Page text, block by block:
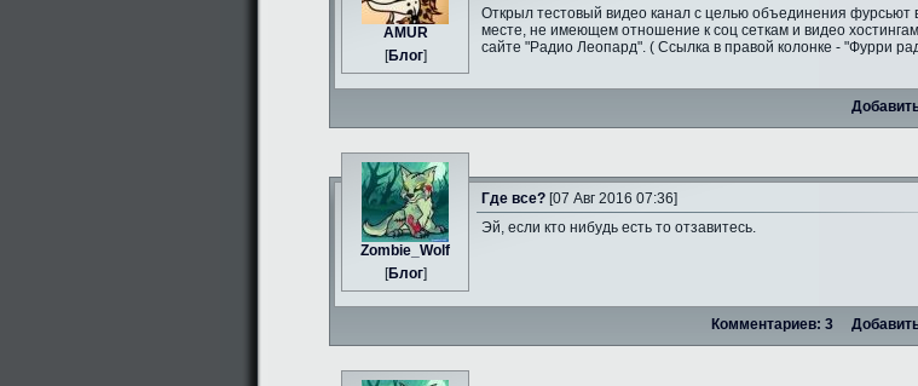
AMUR
[Блог]
Открыл тестовый видео канал с целью объединения фурсьют
месте, не имеющем отношение к соц сеткам и видео
сайте "Радио Леопард". ( Ссылка в правой колонке - "Фурри
Zombie_Wolf
[Блог]
Где все? [07 Авг 2016 07:36]
Эй, если кто нибудь есть то отзавитесь.
Комментариев: 3